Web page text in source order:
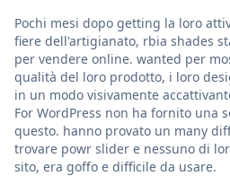
Pochi mesi dopo getting la loro
fiere dell'artigianato, rbia shades
per vendere online. wanted per
qualità del loro prodotto, i loro
in un modo visivamente
For WordPress non ha fornito una
questo. hanno provato un many
trovare powr slider e nessuno di
sito, era goffo e difficile da usare.